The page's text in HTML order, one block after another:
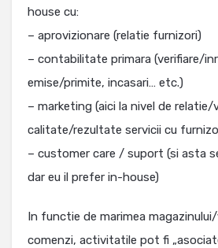
house cu:
– aprovizionare (relatie furnizori)
– contabilitate primara (verifiare/
emise/primite, incasari… etc.)
– marketing (aici la nivel de relatie/
calitate/rezultate servicii cu
– customer care / suport (si asta
dar eu il prefer in-house)
In functie de marimea
comenzi, activitatile pot fi